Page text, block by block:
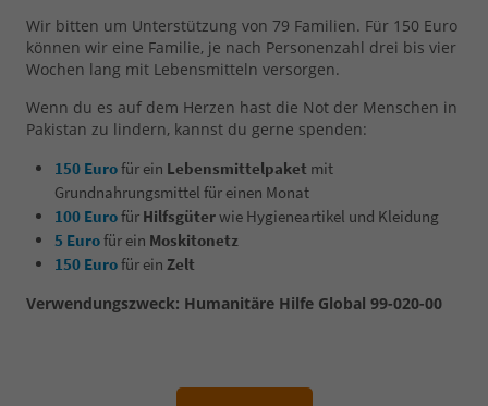
Wir bitten um Unterstützung von 79 Familien. Für 150 Euro
können wir eine Familie, je nach Personenzahl drei bis vier
Wochen lang mit Lebensmitteln versorgen.
Wenn du es auf dem Herzen hast die Not der Menschen in
Pakistan zu lindern, kannst du gerne spenden:
150 Eurofür ein Lebensmittelpaket mit
Grundnahrungsmittel für einen Monat
100 Eurofür Hilfsgüterwie Hygieneartikel und Kleidung
5 Eurofür ein Moskitonetz
150 Eurofür einZelt
Verwendungszweck: Humanitäre Hilfe Global 99-020-00